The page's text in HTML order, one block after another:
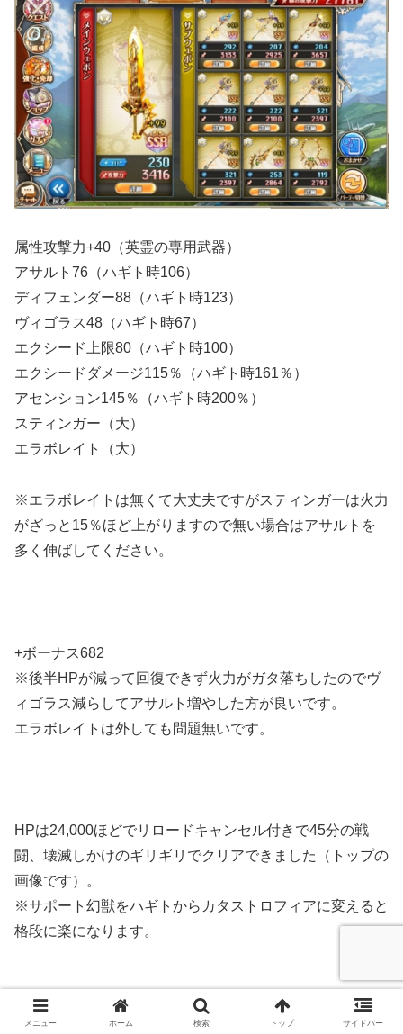
属性攻撃力+40（英霊の専用武器）
アサルト76（ハギト時106）
ディフェンダー88（ハギト時123）
ヴィゴラス48（ハギト時67）
エクシード上限80（ハギト時100）
エクシードダメージ115％（ハギト時161％）
アセンション145％（ハギト時200％）
スティンガー（大）
エラボレイト（大）
※エラボレイトは無くて大丈夫ですがスティンガーは火力
がざっと15％ほど上がりますので無い場合はアサルトを
多く伸ばしてください。
+ボーナス682
※後半HPが減って回復できず火力がガタ落ちしたのでヴ
ィゴラス減らしてアサルト増やした方が良いです。
エラボレイトは外しても問題無いです。
HPは24,000ほどでリロードキャンセル付きで45分の戦
闘、壊滅しかけのギリギリでクリアできました（トップの
画像です）。
※サポート幻獣をハギトからカタストロフィアに変えると
格段に楽になります。
メニュー ホーム 検索 トップ サイドバー